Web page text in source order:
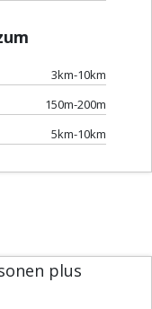
3km-10km
150m-200m
5km-10km
plus